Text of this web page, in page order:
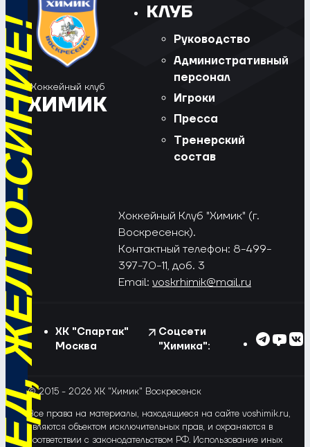
СИНИЕ!
Хоккейный клуб
ХИМИК
КЛУБ
Руководство
Административный
персонал
Игроки
Пресса
Тренерский
состав
Хоккейный Клуб "Химик" (г.
Воскресенск).
Контактный телефон: 8-499-
397-70-11, доб. 3
Email: voskrhimik@mail.ru
ХК "Спартак"
Москва
Соцсети
"Химика":
© 2015 - 2026 ХК "Химик" Воскресенск
Все права на материалы, находящиеся на сайте voshimik.ru,
являются объектом исключительных прав, и охраняются в
соответствии с законодательством РФ. Использование иных